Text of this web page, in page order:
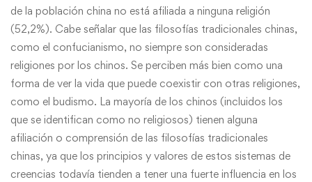
de la población china no está afiliada a ninguna religión
(52,2%). Cabe señalar que las filosofías tradicionales chinas,
como el confucianismo, no siempre son consideradas
religiones por los chinos. Se perciben más bien como una
forma de ver la vida que puede coexistir con otras religiones,
como el budismo. La mayoría de los chinos (incluidos los
que se identifican como no religiosos) tienen alguna
afiliación o comprensión de las filosofías tradicionales
chinas, ya que los principios y valores de estos sistemas de
creencias todavía tienden a tener una fuerte influencia en los